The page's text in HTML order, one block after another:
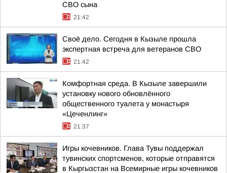
СВО сына
21:42
Своё дело. Сегодня в Кызыле прошла
экспертная встреча для ветеранов СВО
21:42
Комфортная среда. В Кызыле завершили
установку нового обновлённого
общественного туалета у монастыря
«Цеченлинг»
21:37
Игры кочевников. Глава Тувы поддержал
тувинских спортсменов, которые отправятся
в Кыргызстан на Всемирные игры кочевников